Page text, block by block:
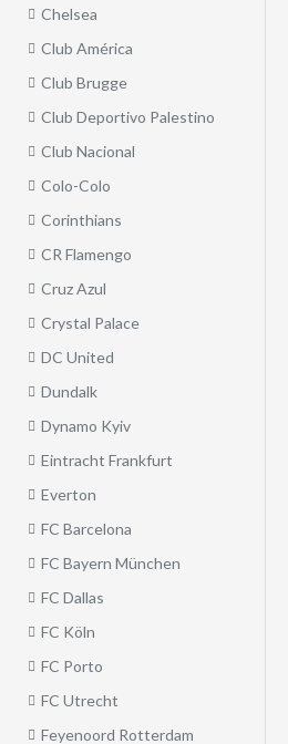
Chelsea
Club América
Club Brugge
Club Deportivo Palestino
Club Nacional
Colo-Colo
Corinthians
CR Flamengo
Cruz Azul
Crystal Palace
DC United
Dundalk
Dynamo Kyiv
Eintracht Frankfurt
Everton
FC Barcelona
FC Bayern München
FC Dallas
FC Köln
FC Porto
FC Utrecht
Feyenoord Rotterdam